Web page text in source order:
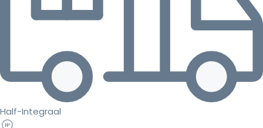
Half-Integraal